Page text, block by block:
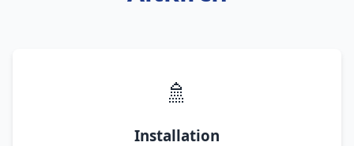
🚿
Installation